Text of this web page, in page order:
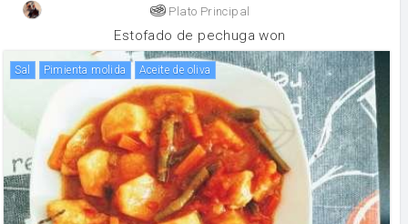
Plato Principal
Estofado de pechuga won
sal Pimienta molida aceite de oliva